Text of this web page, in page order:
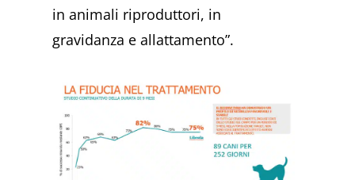
in animali riproduttori, in
gravidanza e allattamento”.